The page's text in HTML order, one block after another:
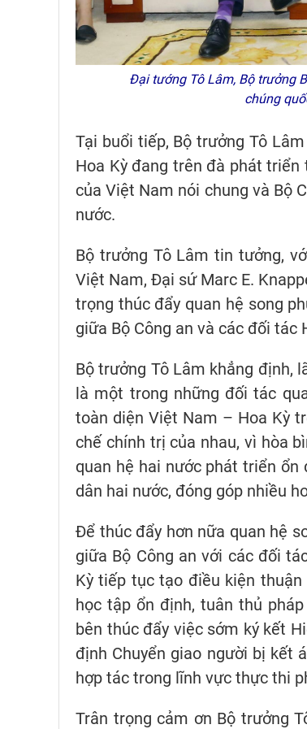
Đại tướng Tô Lâm, Bộ trưởng
chúng
Tại buổi tiếp, Bộ trưởng Tô
Hoa Kỳ đang trên đà phát
của Việt Nam nói chung và Bộ
nước.
Bộ trưởng Tô Lâm tin tưởng,
Việt Nam, Đại sứ Marc E.
trọng thúc đẩy quan hệ song
giữa Bộ Công an và các đối tác
Bộ trưởng Tô Lâm khẳng định,
là một trong những đối tác
toàn diện Việt Nam – Hoa Kỳ
chế chính trị của nhau, vì hòa
quan hệ hai nước phát triển
dân hai nước, đóng góp nhiều
Để thúc đẩy hơn nữa quan hệ
giữa Bộ Công an với các đối
Kỳ tiếp tục tạo điều kiện
học tập ổn định, tuân thủ
bên thúc đẩy việc sớm ký kết
định Chuyển giao người bị kết
hợp tác trong lĩnh vực thực thi
Trân trọng cảm ơn Bộ trưởng